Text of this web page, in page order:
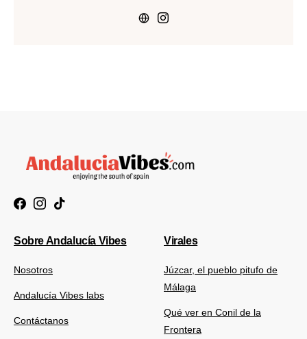
Sobre Andalucía Vibes
Nosotros
Andalucía Vibes labs
Contáctanos
Virales
Júzcar, el pueblo pitufo de
Málaga
Qué ver en Conil de la
Frontera